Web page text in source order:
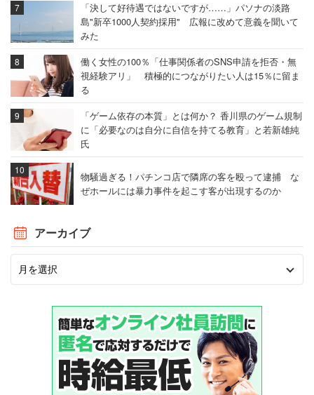
「決して好待遇ではないですが……」パソナの淡路
島"新卒1000人契約採用" 広報に改めて意義を聞いて
みた
働く女性の100％「仕事関係者のSNS申請を拒否・無
視経験アリ」 積極的につながりたい人は15％に留ま
る
「ゲーム依存の本質」とは何か？ 香川県のゲーム規制
に「必要なのは自分に自信を持てる教育」と若新雄純
氏
物騒過ぎる！パチンコ店で隣席の客を殴って逮捕 な
ぜホールには暴力事件を起こす客が出現するのか
アーカイブ